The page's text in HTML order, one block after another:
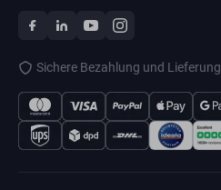
Sichere Bezahlung und Lieferung